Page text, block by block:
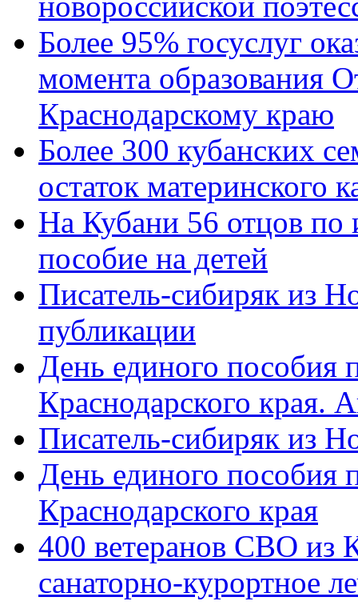
Более 95% госуслуг
момента образования
Краснодарскому краю
Более 300 кубанских
остаток материнского
На Кубани 56 отцов по
пособие на детей
Писатель-сибиряк из
публикации
День единого пособия
Краснодарского края.
Писатель-сибиряк из
День единого пособия
Краснодарского края
400 ветеранов СВО из
санаторно-курортное